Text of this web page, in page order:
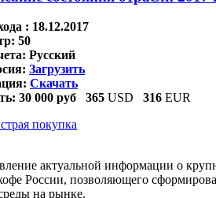
: 18.12.2017
50
Русский
Загрузить
Скачать
30 000 руб 365 USD 316 EUR
покупка
актуальной информации о
России, позволяющего
на рынке.